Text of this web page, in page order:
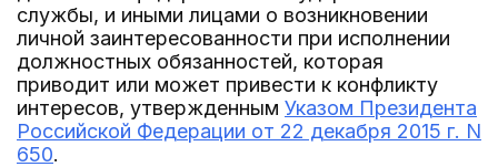
службы, и иными лицами о возникновении
личной заинтересованности при исполнении
должностных обязанностей, которая
приводит или может привести к конфликту
интересов, утвержденным Указом Президента
Российской Федерации от 22 декабря 2015 г. N
650.